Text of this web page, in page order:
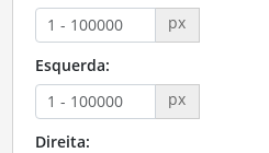
px
Esquerda:
px
Direita: